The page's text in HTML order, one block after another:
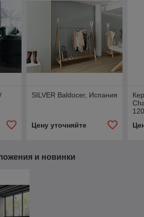
SILVER Baldocer, Испания
Цену уточняйте
и новинки